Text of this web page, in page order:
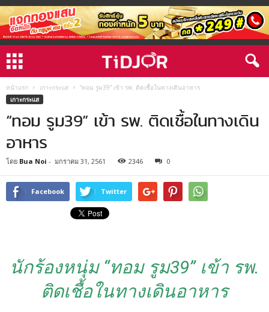
หน้าแรก เกาะกระแส
“ทอม รูม39” เข้า รพ. ติดเชื้อในทางเดินอาหาร
เกาะกระแส
“ทอม รูม39” เข้า รพ. ติดเชื้อในทางเดิน
อาหาร
โดย Bua Noi - มกราคม 31, 2561 2346 0
Facebook Twitter
นักร้องหนุ่ม “ทอม รูม39” เข้า รพ.
ติดเชื้อในทางเดินอาหาร